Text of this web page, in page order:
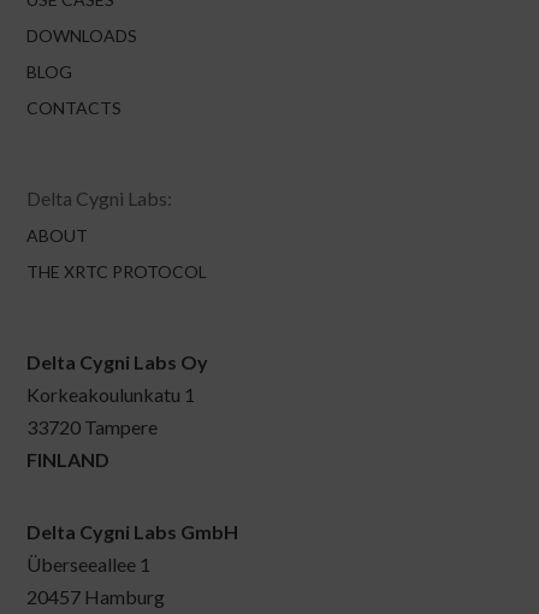
DOWNLOADS
BLOG
CONTACTS
Delta Cygni Labs:
ABOUT
THE XRTC PROTOCOL
Delta Cygni Labs Oy
Korkeakoulunkatu 1
33720 Tampere
FINLAND
Delta Cygni Labs GmbH
Überseeallee 1
20457 Hamburg